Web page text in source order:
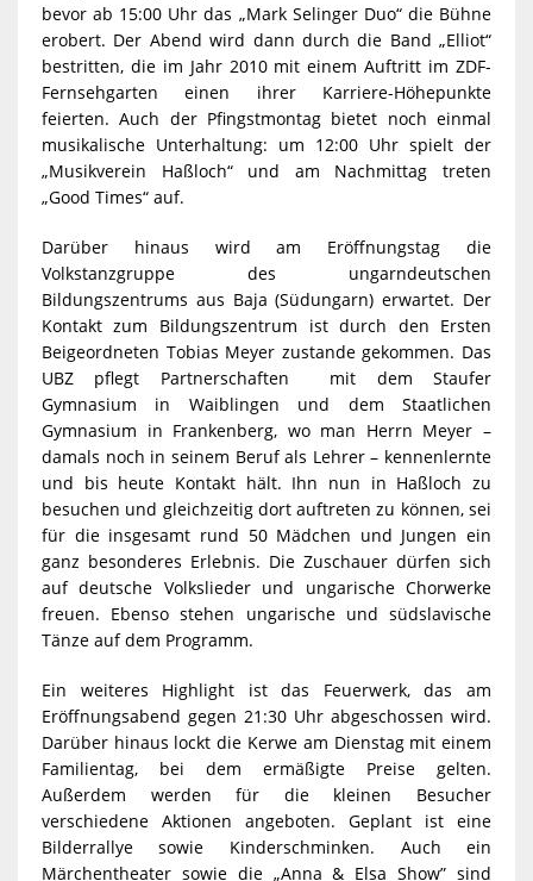
bevor ab 15:00 Uhr das „Mark Selinger Duo“ die Bühne
erobert. Der Abend wird dann durch die Band „Elliot“
bestritten, die im Jahr 2010 mit einem Auftritt im ZDF-
Fernsehgarten einen ihrer Karriere-Höhepunkte
feierten. Auch der Pfingstmontag bietet noch einmal
musikalische Unterhaltung: um 12:00 Uhr spielt der
„Musikverein Haßloch“ und am Nachmittag treten
„Good Times“ auf.
Darüber hinaus wird am Eröffnungstag die
Volkstanzgruppe des ungarndeutschen
Bildungszentrums aus Baja (Südungarn) erwartet. Der
Kontakt zum Bildungszentrum ist durch den Ersten
Beigeordneten Tobias Meyer zustande gekommen. Das
UBZ pflegt Partnerschaften mit dem Staufer
Gymnasium in Waiblingen und dem Staatlichen
Gymnasium in Frankenberg, wo man Herrn Meyer –
damals noch in seinem Beruf als Lehrer – kennenlernte
und bis heute Kontakt hält. Ihn nun in Haßloch zu
besuchen und gleichzeitig dort auftreten zu können, sei
für die insgesamt rund 50 Mädchen und Jungen ein
ganz besonderes Erlebnis. Die Zuschauer dürfen sich
auf deutsche Volkslieder und ungarische Chorwerke
freuen. Ebenso stehen ungarische und südslavische
Tänze auf dem Programm.
Ein weiteres Highlight ist das Feuerwerk, das am
Eröffnungsabend gegen 21:30 Uhr abgeschossen wird.
Darüber hinaus lockt die Kerwe am Dienstag mit einem
Familientag, bei dem ermäßigte Preise gelten.
Außerdem werden für die kleinen Besucher
verschiedene Aktionen angeboten. Geplant ist eine
Bilderrallye sowie Kinderschminken. Auch ein
Märchentheater sowie die „Anna & Elsa Show” sind